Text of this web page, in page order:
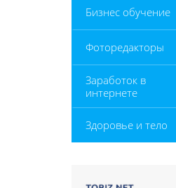
Бизнес обучение
Фоторедакторы
Заработок в
интернете
Здоровье и тело